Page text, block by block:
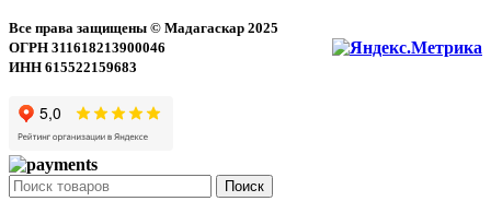
Все права защищены © Мадагаскар 2025
ОГРН 311618213900046
ИНН 615522159683
Поиск